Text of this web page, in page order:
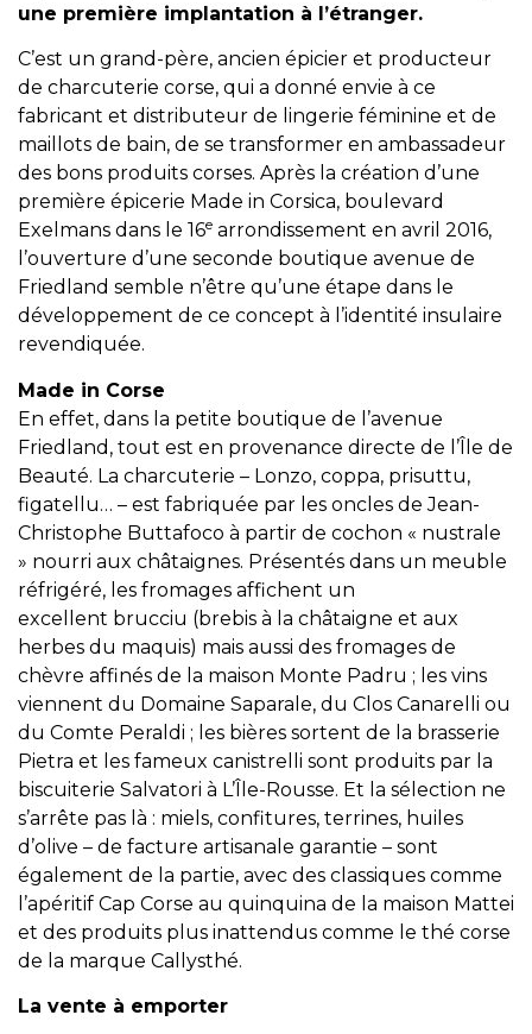
une première implantation à l’étranger.
C’est un grand-père, ancien épicier et producteur
de charcuterie corse, qui a donné envie à ce
fabricant et distributeur de lingerie féminine et de
maillots de bain, de se transformer en ambassadeur
des bons produits corses. Après la création d’une
première épicerie Made in Corsica, boulevard
Exelmans dans le 16e arrondissement en avril 2016,
l’ouverture d’une seconde boutique avenue de
Friedland semble n’être qu’une étape dans le
développement de ce concept à l’identité insulaire
revendiquée.
Made in Corse
En effet, dans la petite boutique de l’avenue
Friedland, tout est en provenance directe de l’Île de
Beauté. La charcuterie – Lonzo, coppa, prisuttu,
figatellu… – est fabriquée par les oncles de Jean-
Christophe Buttafoco à partir de cochon « nustrale
» nourri aux châtaignes. Présentés dans un meuble
réfrigéré, les fromages affichent un
excellent brucciu (brebis à la châtaigne et aux
herbes du maquis) mais aussi des fromages de
chèvre affinés de la maison Monte Padru ; les vins
viennent du Domaine Saparale, du Clos Canarelli ou
du Comte Peraldi ; les bières sortent de la brasserie
Pietra et les fameux canistrelli sont produits par la
biscuiterie Salvatori à L’Île-Rousse. Et la sélection ne
s’arrête pas là : miels, confitures, terrines, huiles
d’olive – de facture artisanale garantie – sont
également de la partie, avec des classiques comme
l’apéritif Cap Corse au quinquina de la maison Mattei
et des produits plus inattendus comme le thé corse
de la marque Callysthé.
La vente à emporter